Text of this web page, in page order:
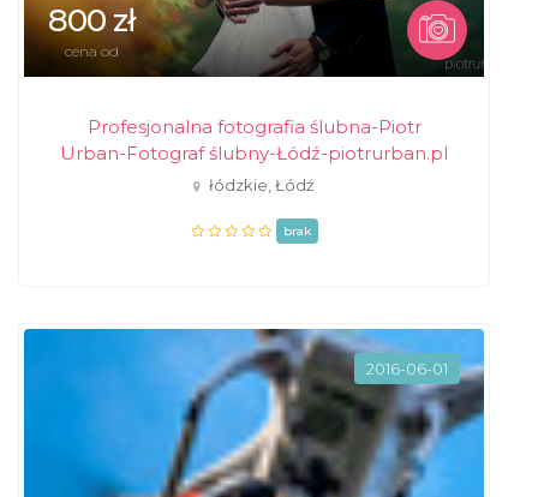
800 zł
cena od
Profesjonalna fotografia ślubna-Piotr
Urban-Fotograf ślubny-Łódź-piotrurban.pl
łódzkie, Łódź
brak
2016-06-01